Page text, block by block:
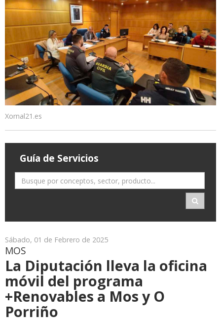
Xornal21.es
Guía de Servicios
Sábado, 01 de Febrero de 2025
MOS
La Diputación lleva la oficina
móvil del programa
+Renovables a Mos y O
Porriño